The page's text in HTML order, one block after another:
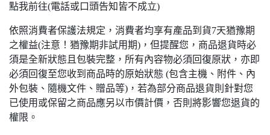
點我前往(電話或口頭告知皆不成立)
依照消費者保護法規定，消費者均享有產品到貨7天猶豫期
之權益(注意！猶豫期非試用期)，但提醒您，商品退貨時必
須是全新狀態且包裝完整，所有內容物必須回復原狀，亦即
必須回復至您收到商品時的原始狀態 (包含主機、附件、內
外包裝、隨機文件、贈品等)，若為部分商品退貨則針對您
已使用或保留之商品應另以市價計價，否則將影響您退貨的
權限。